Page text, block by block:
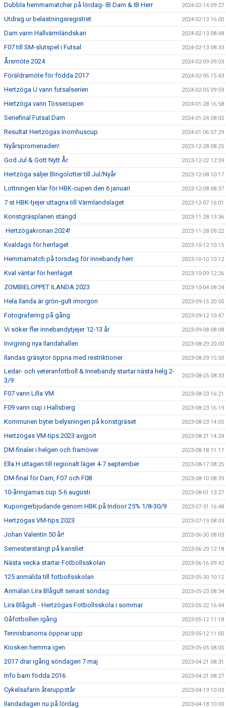
Dubbla hemmamatcher på lördag- IB Dam & IB Herr 2024-02-14 09:27
Utdrag ur belastningsregistret 2024-02-13 16:00
Dam vann Hallvärmländskan 2024-02-13 08:48
F07 till SM-slutspel i Futsal 2024-02-13 08:33
Årsmöte 2024 2024-02-09 09:03
Föräldramöte för födda 2017 2024-02-05 15:43
Hertzöga U vann futsalserien 2024-02-05 09:59
Hertzöga vann Tössecupen 2024-01-28 16:58
Seriefinal Futsal Dam 2024-01-24 08:05
Resultat Hertzögas Inomhuscup 2024-01-06 07:29
Nyårspromenaden! 2023-12-28 08:25
God Jul & Gott Nytt År 2023-12-22 12:59
Hertzöga säljer Bingolotter till Jul/Nyår 2023-12-08 10:17
Lottningen klar för HBK-cupen den 6 januari 2023-12-08 08:37
7 st HBK-tjejer uttagna till Värmlandslaget 2023-12-07 16:01
Konstgräsplanen stängd 2023-11-28 13:36
Hertzögakronan 2024! 2023-11-28 09:22
Kvaldags för herrlaget 2023-10-12 10:15
Hemmamatch på torsdag för innebandy herr 2023-10-10 10:12
Kval väntar för herrlaget 2023-10-09 12:26
ZOMBIELOPPET ILANDA 2023 2023-10-04 08:24
Hela Ilanda är grön-gult imorgon 2023-09-15 20:50
Fotografering på gång 2023-09-12 10:47
Vi söker fler innebandytjejer 12-13 år 2023-09-08 08:08
Invigning nya Ilandahallen 2023-08-29 20:00
Ilandas gräsytor öppna med restriktioner 2023-08-29 15:50
Ledar- och veteranfotboll & Innebandy startar nästa helg 2-
3/9
2023-08-25 08:33
F07 vann Lilla VM 2023-08-23 16:21
F09 vann cup i Hallsberg 2023-08-23 16:19
Kommunen byter belysningen på konstgräset 2023-08-23 14:05
Hertzögas VM-tips 2023 avgjort 2023-08-21 14:24
DM-finaler i helgen och framöver 2023-08-18 11:17
Ella H uttagen till regionalt läger 4-7 september 2023-08-17 08:25
DM-final för Dam, F07 och F08 2023-08-10 08:39
10-åringarnas cup 5-6 augusti 2023-08-01 13:27
Kupongerbjudande genom HBK på Indoor 25% 1/8-30/9 2023-07-31 16:48
Hertzögas VM-tips 2023 2023-07-19 08:03
Johan Valentin 50 år! 2023-06-30 08:03
Semesterstängt på kansliet 2023-06-29 12:18
Nästa vecka startar Fotbollsskolan 2023-06-16 09:42
125 anmälda till fotbollsskolan 2023-05-30 10:12
Anmälan Lira Blågult senast söndag 2023-05-23 08:34
Lira Blågult - Hertzögas Fotbollsskola i sommar 2023-05-22 16:44
Gåfotbollen igång 2023-05-12 11:18
Tennisbanorna öppnar upp 2023-05-12 11:00
Kiosken hemma igen 2023-05-05 08:05
2017 drar igång söndagen 7 maj 2023-04-21 08:31
Info barn födda 2016 2023-04-21 08:27
Cykelsafarin återuppstår 2023-04-19 10:03
Ilandadagen nu på lördag 2023-04-18 10:00